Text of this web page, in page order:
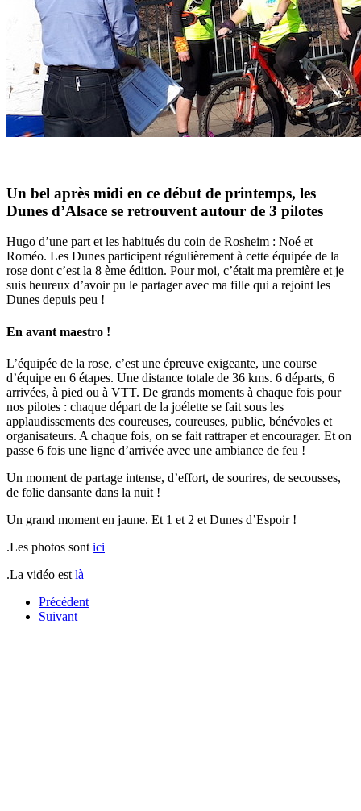
Un bel après midi en ce début de printemps, les
Dunes d’Alsace se retrouvent autour de 3 pilotes
Hugo d’une part et les habitués du coin de Rosheim : Noé et
Roméo. Les Dunes participent régulièrement à cette équipée de la
rose dont c’est la 8 ème édition. Pour moi, c’était ma première et je
suis heureux d’avoir pu le partager avec ma fille qui a rejoint les
Dunes depuis peu !
En avant maestro !
L’équipée de la rose, c’est une épreuve exigeante, une course
d’équipe en 6 étapes. Une distance totale de 36 kms. 6 départs, 6
arrivées, à pied ou à VTT. De grands moments à chaque fois pour
nos pilotes : chaque départ de la joélette se fait sous les
applaudissements des coureuses, coureuses, public, bénévoles et
organisateurs. A chaque fois, on se fait rattraper et encourager. Et on
passe 6 fois une ligne d’arrivée avec une ambiance de feu !
Un moment de partage intense, d’effort, de sourires, de secousses,
de folie dansante dans la nuit !
Un grand moment en jaune. Et 1 et 2 et Dunes d’Espoir !
.Les photos sont ici
.La vidéo est là
Précédent
Suivant